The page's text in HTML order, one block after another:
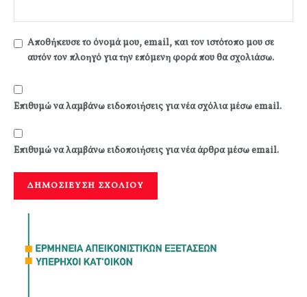
Αποθήκευσε το όνομά μου, email, και τον ιστότοπο μου σε
αυτόν τον πλοηγό για την επόμενη φορά που θα σχολιάσω.
Επιθυμώ να λαμβάνω ειδοποιήσεις για νέα σχόλια μέσω email.
Επιθυμώ να λαμβάνω ειδοποιήσεις για νέα άρθρα μέσω email.